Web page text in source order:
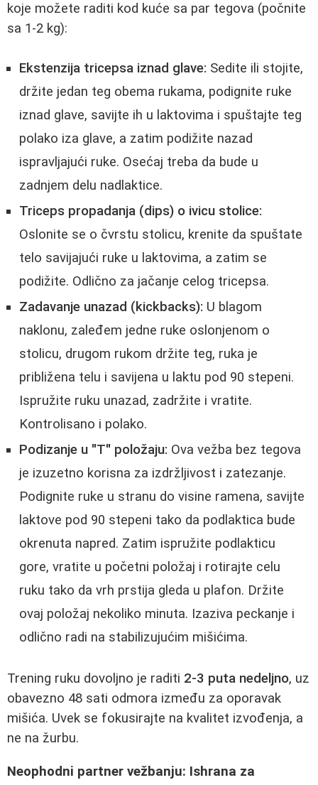
koje možete raditi kod kuće sa par tegova (počnite
sa 1-2 kg):
Ekstenzija tricepsa iznad glave: Sedite ili stojite,
držite jedan teg obema rukama, podignite ruke
iznad glave, savijte ih u laktovima i spuštajte teg
polako iza glave, a zatim podižite nazad
ispravljajući ruke. Osećaj treba da bude u
zadnjem delu nadlaktice.
Triceps propadanja (dips) o ivicu stolice:
Oslonite se o čvrstu stolicu, krenite da spuštate
telo savijajući ruke u laktovima, a zatim se
podižite. Odlično za jačanje celog tricepsa.
Zadavanje unazad (kickbacks): U blagom
naklonu, zaleđem jedne ruke oslonjenom o
stolicu, drugom rukom držite teg, ruka je
približena telu i savijena u laktu pod 90 stepeni.
Ispružite ruku unazad, zadržite i vratite.
Kontrolisano i polako.
Podizanje u "T" položaju: Ova vežba bez tegova
je izuzetno korisna za izdržljivost i zatezanje.
Podignite ruke u stranu do visine ramena, savijte
laktove pod 90 stepeni tako da podlaktica bude
okrenuta napred. Zatim ispružite podlakticu
gore, vratite u početni položaj i rotirajte celu
ruku tako da vrh prstija gleda u plafon. Držite
ovaj položaj nekoliko minuta. Izaziva peckanje i
odlično radi na stabilizujućim mišićima.
Trening ruku dovoljno je raditi 2-3 puta nedeljno, uz
obavezno 48 sati odmora između za oporavak
mišića. Uvek se fokusirajte na kvalitet izvođenja, a
ne na žurbu.
Neophodni partner vežbanju: Ishrana za